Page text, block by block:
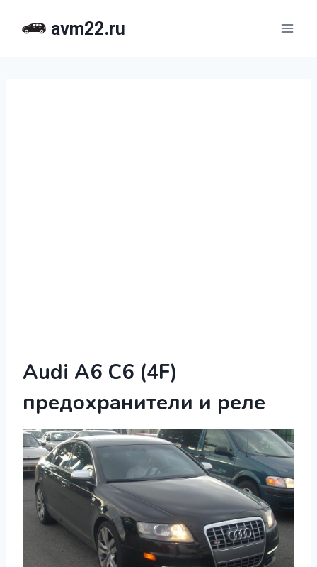
avm22.ru
Audi A6 C6 (4F)
предохранители и реле